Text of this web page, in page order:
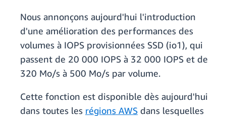
Nous annonçons aujourd'hui l'introduction
d'une amélioration des performances des
volumes à IOPS provisionnées SSD (io1), qui
passent de 20 000 IOPS à 32 000 IOPS et de
320 Mo/s à 500 Mo/s par volume.
Cette fonction est disponible dès aujourd'hui
dans toutes les régions AWS dans lesquelles